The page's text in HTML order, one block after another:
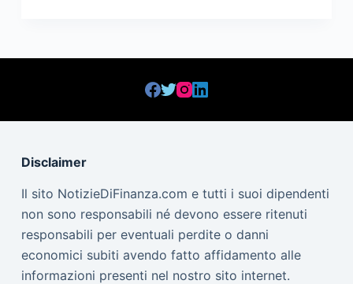
Disclaimer
Il sito NotizieDiFinanza.com e tutti i suoi dipendenti
non sono responsabili né devono essere ritenuti
responsabili per eventuali perdite o danni
economici subiti avendo fatto affidamento alle
informazioni presenti nel nostro sito internet.